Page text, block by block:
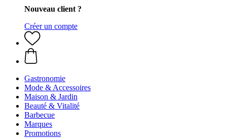
Nouveau client ?
Créer un compte
Gastronomie
Mode & Accessoires
Maison & Jardin
Beauté & Vitalité
Barbecue
Marques
Promotions